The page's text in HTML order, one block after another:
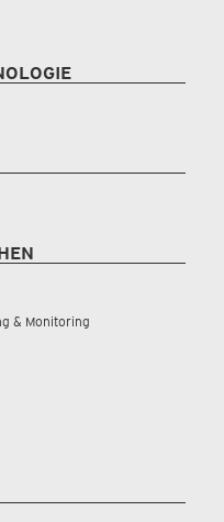
& Monitoring